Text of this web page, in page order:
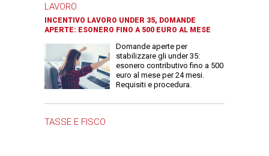
LAVORO
INCENTIVO LAVORO UNDER 35, DOMANDE
APERTE: ESONERO FINO A 500 EURO AL MESE
Domande aperte per
stabilizzare gli under 35:
esonero contributivo fino a 500
euro al mese per 24 mesi.
Requisiti e procedura.
TASSE E FISCO